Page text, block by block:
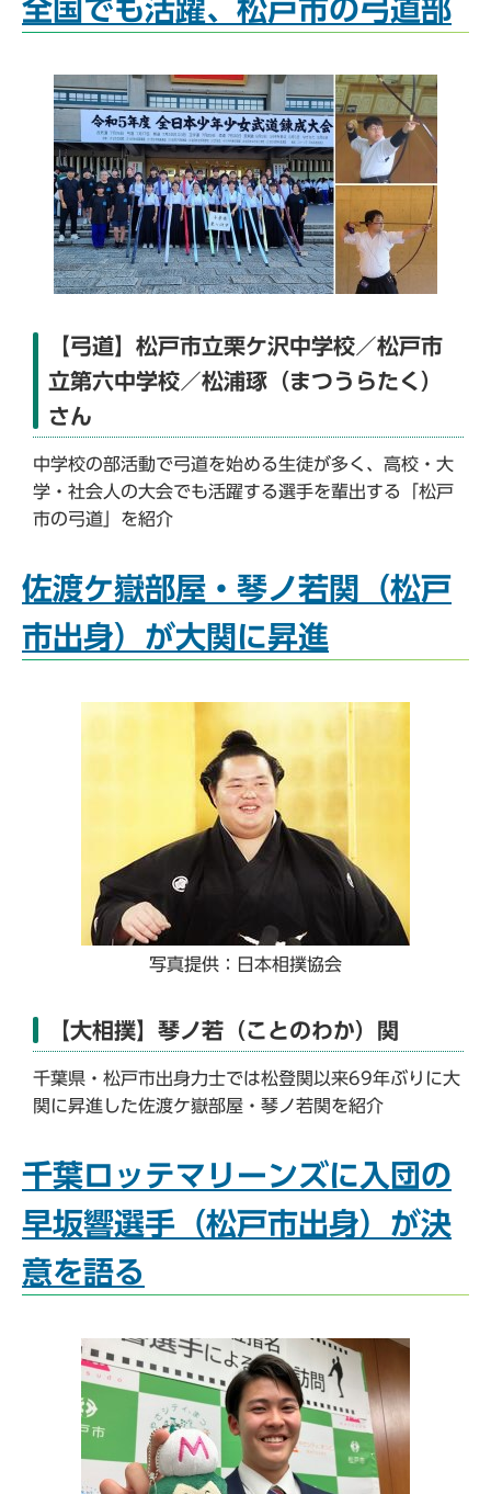
全国でも活躍、松戸市の弓道部
【弓道】松戸市立栗ケ沢中学校／松戸市
立第六中学校／松浦琢（まつうらたく）
さん
中学校の部活動で弓道を始める生徒が多く、高校・大
学・社会人の大会でも活躍する選手を輩出する「松戸
市の弓道」を紹介
佐渡ケ嶽部屋・琴ノ若関（松戸
市出身）が大関に昇進
写真提供：日本相撲協会
【大相撲】琴ノ若（ことのわか）関
千葉県・松戸市出身力士では松登関以来69年ぶりに大
関に昇進した佐渡ケ嶽部屋・琴ノ若関を紹介
千葉ロッテマリーンズに入団の
早坂響選手（松戸市出身）が決
意を語る